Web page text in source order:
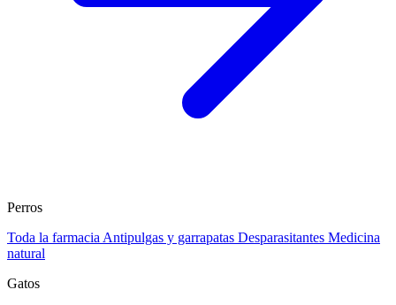
Perros
Toda la farmacia Antipulgas y garrapatas Desparasitantes Medicina
natural
Gatos